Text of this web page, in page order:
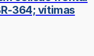
364; vítimas